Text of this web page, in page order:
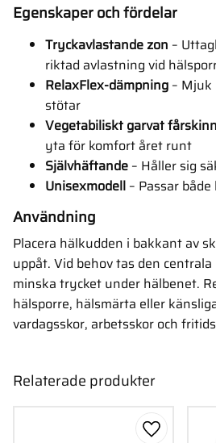
Egenskaper och fördelar
Tryckavlastande zon –
riktad avlastning vid
RelaxFlex-dämpning – Mjuk
stötar
Vegetabiliskt garvat fårskinn
yta för komfort året runt
Självhäftande – Håller sig
Unisexmodell – Passar
Användning
Placera hälkudden i bakkant av
uppåt. Vid behov tas den
minska trycket under hälbenet.
hälsporre, hälsmärta eller
vardagsskor, arbetsskor och
Relaterade produkter
Lägg till i